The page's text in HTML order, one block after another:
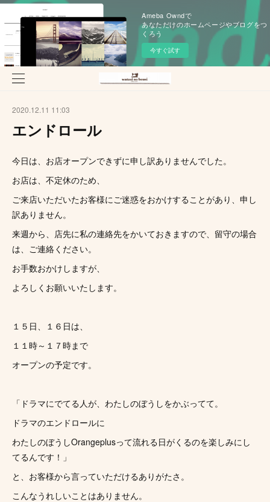
Ameba Owndで
あなただけのホームページやブログをつ
くろう
今すぐ試す
2020.12.11 11:03
エンドロール
今日は、お店オープンできずに申し訳ありませんでした。
お店は、不定休のため、
ご来店いただいたお客様にご迷惑をおかけすることがあり、申し
訳ありません。
来週から、店先に私の連絡先をかいておきますので、留守の場合
は、ご連絡ください。
お手数おかけしますが、
よろしくお願いいたします。
１５日、１６日は、
１１時～１７時まで
オープンの予定です。
「ドラマにでてる人が、わたしのぼうしをかぶってて。
ドラマのエンドロールに
わたしのぼうしOrangeplusって流れる日がくるのを楽しみにし
てるんです！」
と、お客様から言っていただけるありがたさ。
こんなうれしいことはありません。